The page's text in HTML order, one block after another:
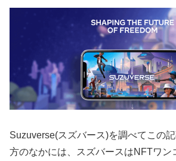
Suzuverse(スズバース)を調べてこの
方のなかには、スズバースはNFTワン